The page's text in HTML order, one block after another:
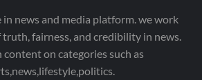
in news and media platform. we work
fairness, and credibility in news.
content on categories such as